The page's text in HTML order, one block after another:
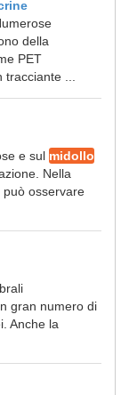
della
PET
...
e sul midollo
Nella
può osservare
gran numero di
Anche la